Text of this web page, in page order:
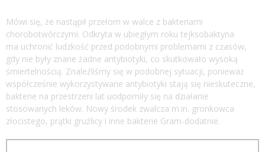
Mówi się, że nastąpił przełom w walce z bakteriami
chorobotwórczymi. Odkryta w ubiegłym roku tejksobaktyna
ma uchronić ludzkość przed podobnymi problemami z czasów,
gdy nie były znane żadne antybiotyki, co skutkowało wysoką
śmiertelnością. Znaleźliśmy się w podobnej sytuacji, ponieważ
współcześnie wykorzystywane antybiotyki stają się nieskuteczne,
bakterie na przestrzeni lat uodporniły się na działanie
stosowanych leków. Nowy środek zwalcza m.in. gronkowca
złocistego, prątki gruźlicy i inne bakterie Gram-dodatnie.